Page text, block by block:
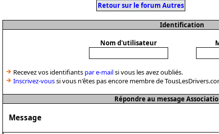
Retour sur le forum Autres
Identification
Nom d'utilisateur
Recevez vos identifiants par e-mailsi vous les avez oubliés.
Inscrivez-voussi vous n'êtes pas encore membre de
Répondre au message
Message